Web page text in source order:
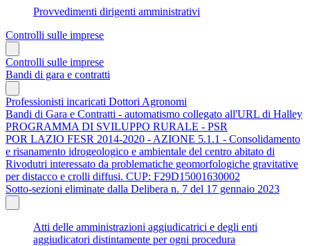
Provvedimenti dirigenti amministrativi
Controlli sulle imprese
Controlli sulle imprese
Bandi di gara e contratti
Professionisti incaricati Dottori Agronomi
Bandi di Gara e Contratti - automatismo collegato all'URL di Halley
PROGRAMMA DI SVILUPPO RURALE - PSR
POR LAZIO FESR 2014-2020 - AZIONE 5.1.1 - Consolidamento
e risanamento idrogeologico e ambientale del centro abitato di
Rivodutri interessato da problematiche geomorfologiche gravitative
per distacco e crolli diffusi. CUP: F29D15001630002
Sotto-sezioni eliminate dalla Delibera n. 7 del 17 gennaio 2023
Atti delle amministrazioni aggiudicatrici e degli enti
aggiudicatori distintamente per ogni procedura